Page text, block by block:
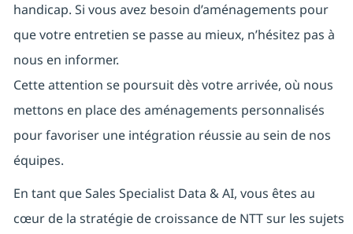
handicap. Si vous avez besoin d’aménagements pour
que votre entretien se passe au mieux, n’hésitez pas à
nous en informer.
Cette attention se poursuit dès votre arrivée, où nous
mettons en place des aménagements personnalisés
pour favoriser une intégration réussie au sein de nos
équipes.
En tant que Sales Specialist Data & AI, vous êtes au
cœur de la stratégie de croissance de NTT sur les sujets